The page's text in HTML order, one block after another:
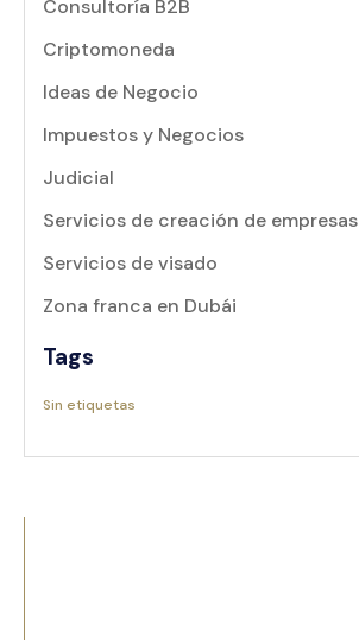
Consultoría B2B
Criptomoneda
Ideas de Negocio
Impuestos y Negocios
Judicial
Servicios de creación de empresas
Servicios de visado
Zona franca en Dubái
Tags
Sin etiquetas